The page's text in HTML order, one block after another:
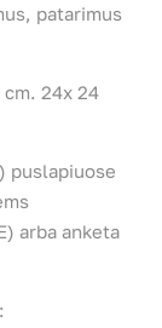
patarimus
24x 24
puslapiuose
arba anketa